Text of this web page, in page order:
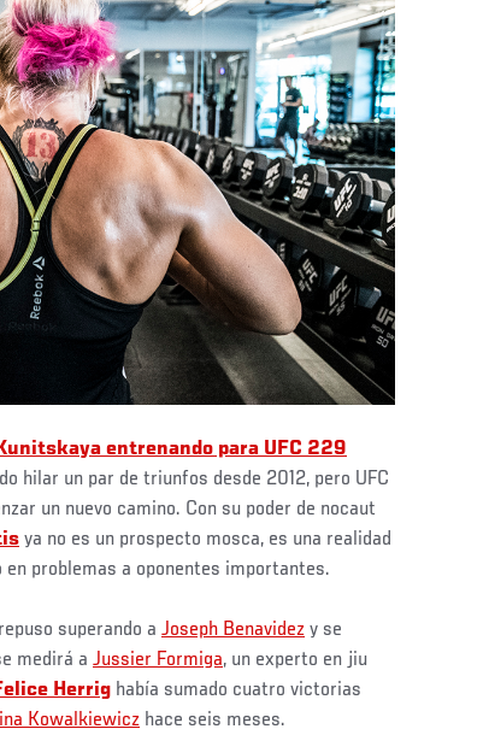
entrenando para UFC 229
hilar un par de triunfos desde 2012, pero UFC
un nuevo camino. Con su poder de nocaut
ya no es un prospecto mosca, es una realidad
problemas a oponentes importantes.
superando a Joseph Benavidez y se
medirá a Jussier Formiga, un experto en jiu
Herrig había sumado cuatro victorias
Kowalkiewicz hace seis meses.